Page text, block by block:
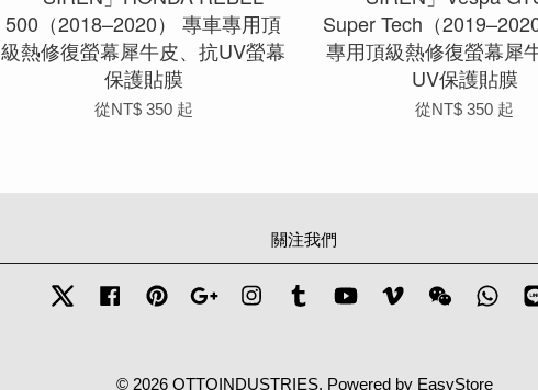
500（2018–2020） 專車專用頂
級熱修復螢幕犀牛皮、抗UV螢幕
保護貼膜
從NT$ 350 起
Super Tech（
專用頂級熱修復螢幕犀
UV保護貼膜
從NT$ 350 起
關注我們
Twitter FacebookPinterestGoogle InstagramTumblr YouTubeVimeo Wechat
© 2026 OTTOINDUSTRIES. Powered by EasyStore